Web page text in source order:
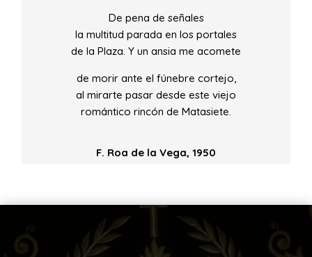
De pena de señales
la multitud parada en los portales
de la Plaza. Y un ansia me acomete
de morir ante el fúnebre cortejo,
al mirarte pasar desde este viejo
romántico rincón de Matasiete.
F. Roa de la Vega, 1950